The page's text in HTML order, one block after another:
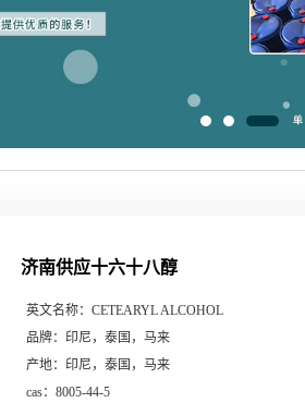
济南供应十六十八醇
英文名称： CETEARYL ALCOHOL
品牌： 印尼，泰国，马来
产地： 印尼，泰国，马来
cas： 8005-44-5